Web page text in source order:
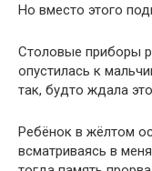
Но вместо этого
Столовые приборы
опустилась к
так, будто ждала
Ребёнок в жёлтом
всматриваясь в